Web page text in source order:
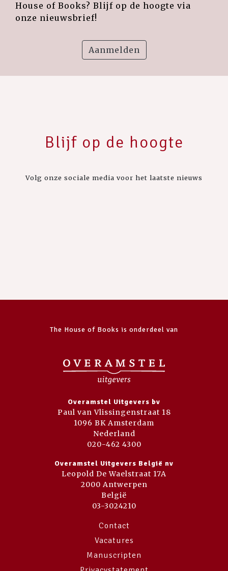
House of Books? Blijf op de hoogte via
onze nieuwsbrief!
Aanmelden
Blijf op de hoogte
Volg onze sociale media voor het laatste nieuws
The House of Books is onderdeel van
Overamstel Uitgevers bv
Paul van Vlissingenstraat 18
1096 BK Amsterdam
Nederland
020-462 4300
Overamstel Uitgevers België nv
Leopold De Waelstraat 17A
2000 Antwerpen
België
03-3024210
Contact
Vacatures
Manuscripten